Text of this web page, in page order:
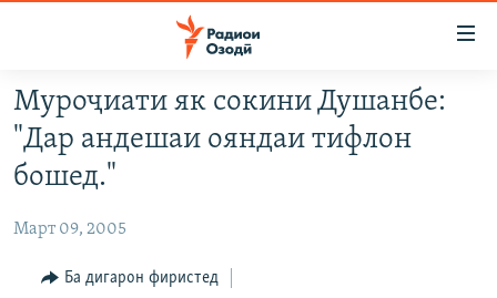
Ҷаҳиш
ба
мояи
аслӣ
ба
ГӮШАҲО
СИЁСАТ
ҶОМЕА
ҚАЗИЯИ "КРОКУС"
ГАПИ ОЗОД
САЛОМ, ХОҲАР
ТАҲҚИҚОТ
Муроҷиати як сокини Душанбе:
"Дар андешаи ояндаи тифлон
бошед."
Март 09, 2005
Ба дигарон фиристед